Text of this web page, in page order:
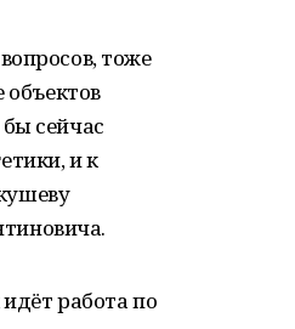
тоже
объектов
сейчас
и к
работа по